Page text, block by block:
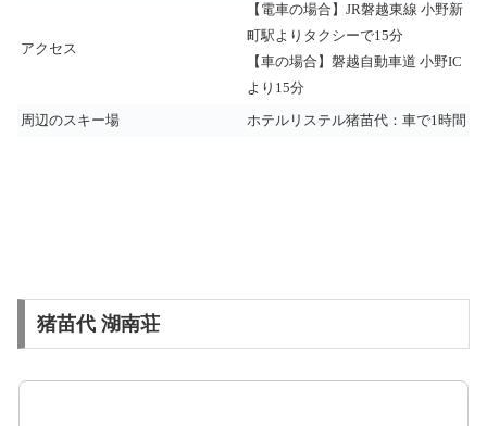
アクセス
【電車の場合】JR磐越東線 小野新
町駅よりタクシーで15分
【車の場合】磐越自動車道 小野IC
より15分
周辺のスキー場 ホテルリステル猪苗代：車で1時間
猪苗代 湖南荘